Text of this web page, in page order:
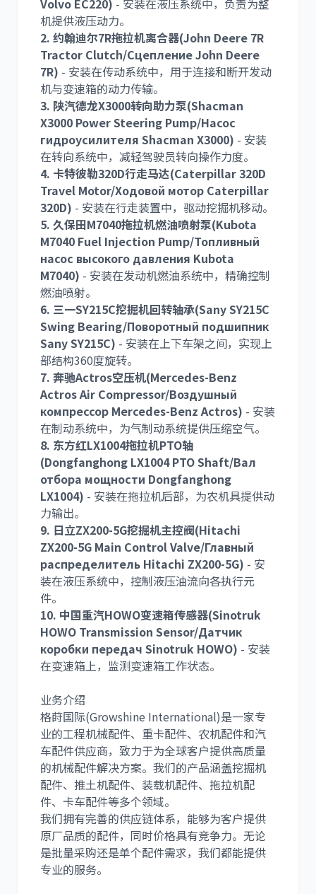
利勃海尔 凯斯
山猫 上柴
尼桑 依维柯
Volvo EC220) - 安装在液压系统中，负责为整
机提供液压动力。
2. 约翰迪尔7R拖拉机离合器(John Deere 7R
Tractor Clutch/Сцепление John Deere
7R) - 安装在传动系统中，用于连接和断开发动
机与变速箱的动力传输。
3. 陕汽德龙X3000转向助力泵(Shacman
X3000 Power Steering Pump/Насос
гидроусилителя Shacman X3000) - 安装
在转向系统中，减轻驾驶员转向操作力度。
4. 卡特彼勒320D行走马达(Caterpillar 320D
Travel Motor/Ходовой мотор Caterpillar
320D) - 安装在行走装置中，驱动挖掘机移动。
5. 久保田M7040拖拉机燃油喷射泵(Kubota
M7040 Fuel Injection Pump/Топливный
насос высокого давления Kubota
M7040) - 安装在发动机燃油系统中，精确控制
燃油喷射。
6. 三一SY215C挖掘机回转轴承(Sany SY215C
Swing Bearing/Поворотный подшипник
Sany SY215C) - 安装在上下车架之间，实现上
部结构360度旋转。
7. 奔驰Actros空压机(Mercedes-Benz
Actros Air Compressor/Воздушный
компрессор Mercedes-Benz Actros) - 安装
在制动系统中，为气制动系统提供压缩空气。
8. 东方红LX1004拖拉机PTO轴
(Dongfanghong LX1004 PTO Shaft/Вал
отбора мощности Dongfanghong
LX1004) - 安装在拖拉机后部，为农机具提供动
力输出。
9. 日立ZX200-5G挖掘机主控阀(Hitachi
ZX200-5G Main Control Valve/Главный
распределитель Hitachi ZX200-5G) - 安
装在液压系统中，控制液压油流向各执行元
件。
10. 中国重汽HOWO变速箱传感器(Sinotruk
HOWO Transmission Sensor/Датчик
коробки передач Sinotruk HOWO) - 安装
在变速箱上，监测变速箱工作状态。
业务介绍
格莳国际(Growshine International)是一家专
业的工程机械配件、重卡配件、农机配件和汽
车配件供应商，致力于为全球客户提供高质量
的机械配件解决方案。我们的产品涵盖挖掘机
配件、推土机配件、装载机配件、拖拉机配
件、卡车配件等多个领域。
我们拥有完善的供应链体系，能够为客户提供
原厂品质的配件，同时价格具有竞争力。无论
是批量采购还是单个配件需求，我们都能提供
专业的服务。